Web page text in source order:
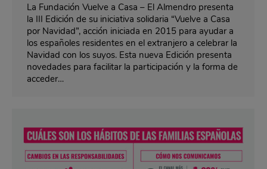
La Fundación Vuelve a Casa – El Almendro presenta
la III Edición de su iniciativa solidaria “Vuelve a Casa
por Navidad”, acción iniciada en 2015 para ayudar a
los españoles residentes en el extranjero a celebrar la
Navidad con los suyos. Esta nueva Edición presenta
novedades para facilitar la participación y la forma de
acceder…